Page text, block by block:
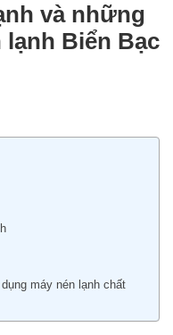
và những
Biển Bạc
máy nén lạnh chất